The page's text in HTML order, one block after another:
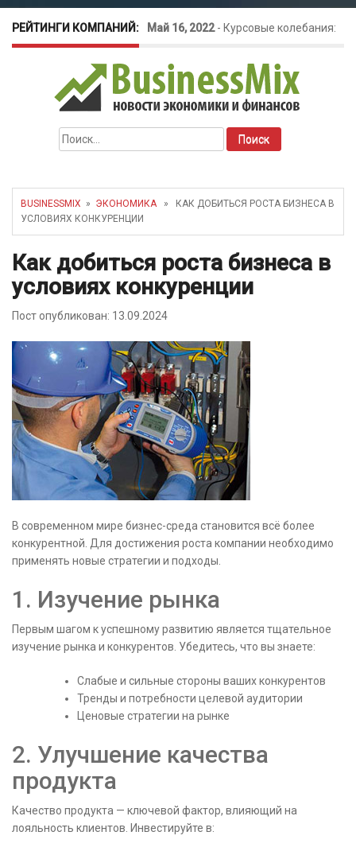
РЕЙТИНГИ КОМПАНИЙ: Май 16, 2022- Курсовые колебания:
как защитить свой бизнес?
Найти:
BUSINESSMIX » ЭКОНОМИКА» КАК ДОБИТЬСЯ РОСТА БИЗНЕСА В
УСЛОВИЯХ КОНКУРЕНЦИИ
Как добиться роста бизнеса в
условиях конкуренции
Пост опубликован: 13.09.2024
В современном мире бизнес-среда становится всё более
конкурентной. Для достижения роста компании необходимо
применять новые стратегии и подходы.
1. Изучение рынка
Первым шагом к успешному развитию является тщательное
изучение рынка и конкурентов. Убедитесь, что вы знаете:
Слабые и сильные стороны ваших конкурентов
Тренды и потребности целевой аудитории
Ценовые стратегии на рынке
2. Улучшение качества
продукта
Качество продукта — ключевой фактор, влияющий на
лояльность клиентов. Инвестируйте в: